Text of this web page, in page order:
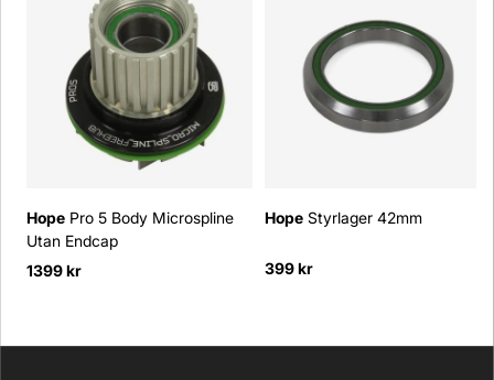
Hope Pro 5 Body Microspline
Utan Endcap
1399 kr
Hope Styrlager 42mm
399 kr